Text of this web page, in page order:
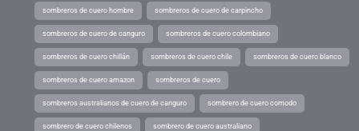
sombreros de cuero hombre sombreros de cuero de carpincho
sombreros de cuero de canguro sombreros de cuero colombiano
sombreros de cuero chillán sombreros de cuero chile sombreros de cuero blanco
sombreros de cuero amazon sombreros de cuero
sombreros australianos de cuero de canguro sombrero de cuero comodo
sombrero de cuero chilenos sombrero de cuero australiano